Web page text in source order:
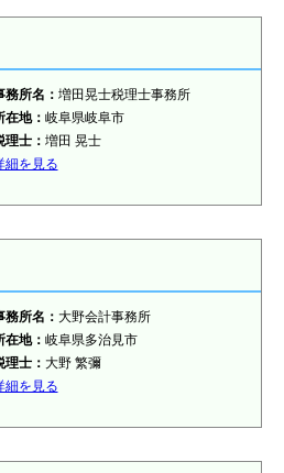
務所名： 増田晃士税理士事務所
在地： 岐阜県岐阜市
理士： 増田 晃士
細を見る
務所名： 大野会計事務所
在地： 岐阜県多治見市
理士： 大野 繁彌
細を見る